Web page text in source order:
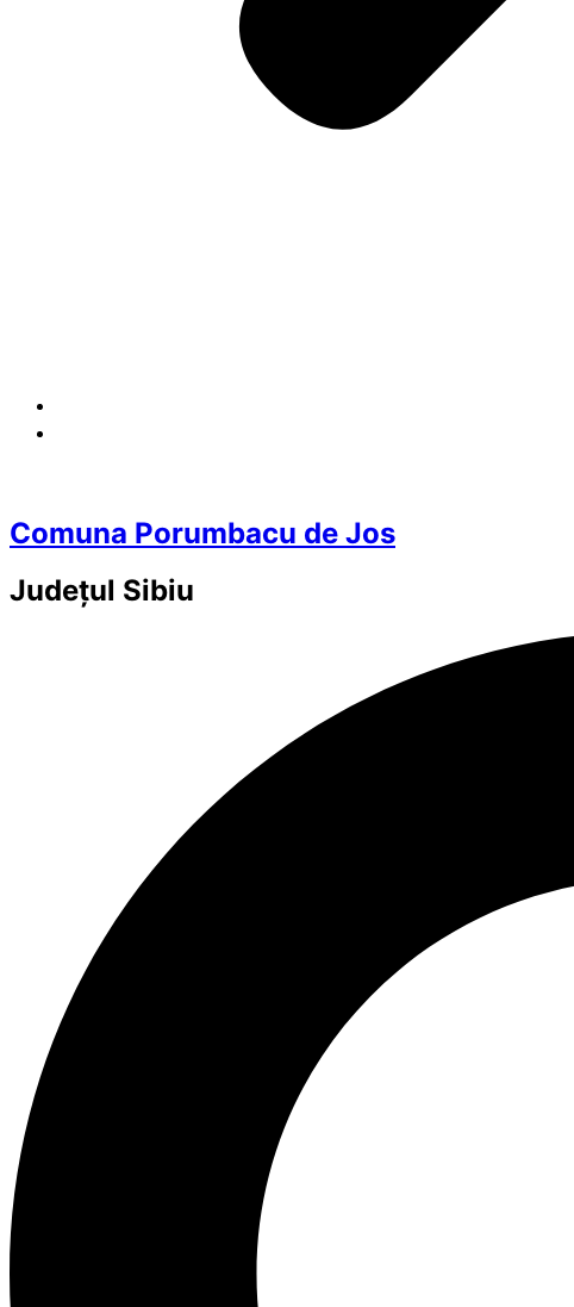
Comuna Porumbacu de Jos
Județul Sibiu